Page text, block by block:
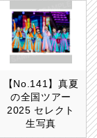
【No.141】真夏
の全国ツアー
2025 セレクト
生写真